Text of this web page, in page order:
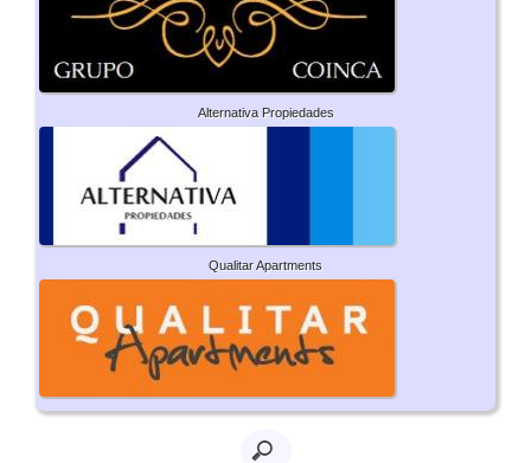
Alternativa Propiedades
Qualitar Apartments